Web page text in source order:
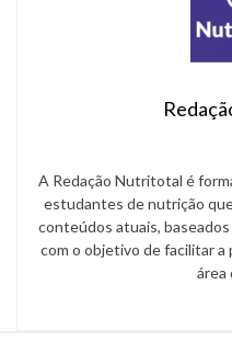
A Redação Nutritotal é
estudantes de nutrição
conteúdos atuais,
com o objetivo de facilitar a
área